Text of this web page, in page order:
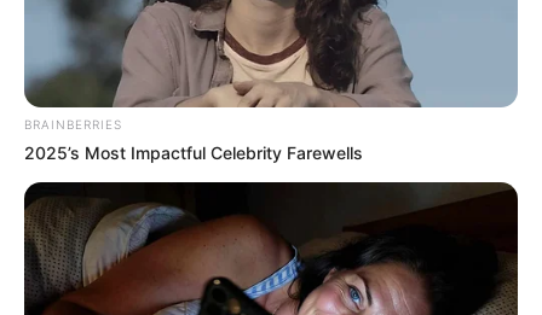
BRAINBERRIES
2025’s Most Impactful Celebrity Farewells